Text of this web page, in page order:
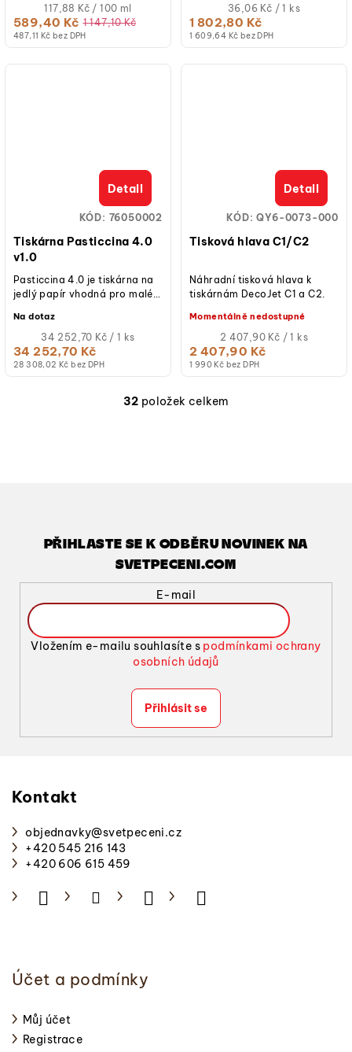
487,11 Kč bez DPH
589,40 Kč 1 147,10 Kč
Měrná
cena:
117,88 Kč / 100 ml
1 609,64 Kč bez DPH
1 802,80 Kč
Měrná
cena:
36,06 Kč / 1 ks
Tiskárna Pasticcina 4.0
v1.0
28 308,02 Kč bez DPH
34 252,70 Kč
Měrná
cena:
34 252,70 Kč / 1 ks
Na dotaz
Detail
Pasticcina 4.0 je tiskárna na
jedlý papír vhodná pro malé a
týdenní frekvenci min.
25/30...
KÓD: 76050002
Tisková hlava C1/C2
1 990 Kč bez DPH
2 407,90 Kč
Měrná
cena:
2 407,90 Kč / 1 ks
Momentálně nedostupné
Detail
Náhradní tisková hlava k
tiskárnám DecoJet C1 a C2.
KÓD:QY6-0073-000
O
í
p
r
v
k
v
ý
i
s
u
32 položek celkem
PŘIHLASTE SE K ODBĚRU NOVINEK NA
SVETPECENI.COM
E-mail
Vložením e-mailu souhlasíte s podmínkami ochrany
osobních údajů
Přihlásit se
Kontakt
objednavky@svetpeceni.cz
+420 545 216 143
+420 606 615 459
Účet a podmínky
Můj účet
Registrace